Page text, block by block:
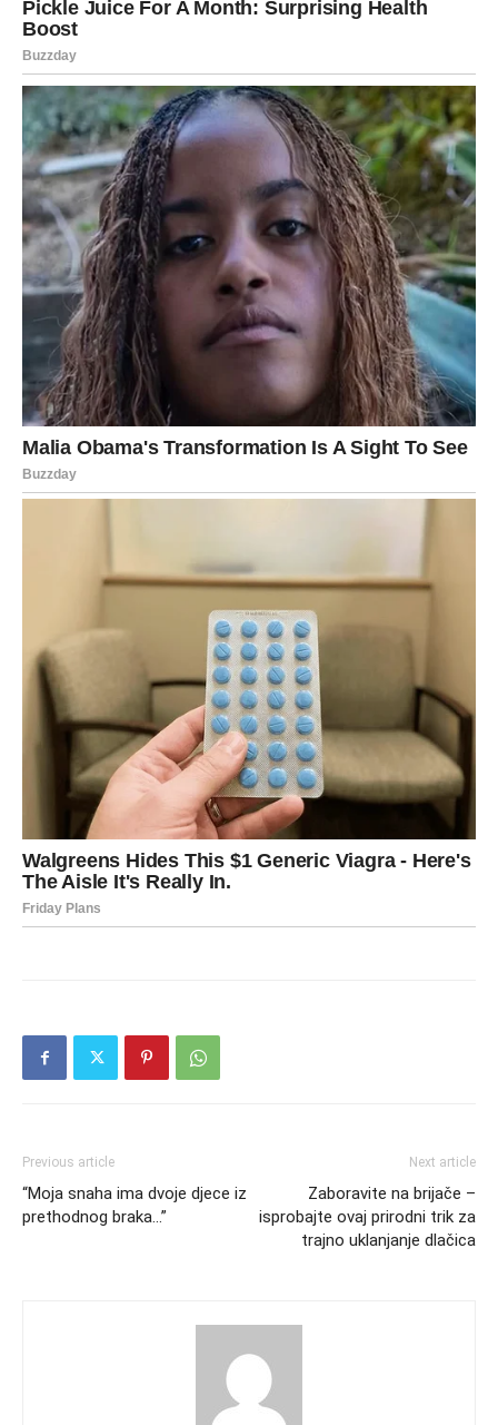
Previous article
“Moja snaha ima dvoje djece iz
prethodnog braka…”
Next article
Zaboravite na brijače –
isprobajte ovaj prirodni trik za
trajno uklanjanje dlačica